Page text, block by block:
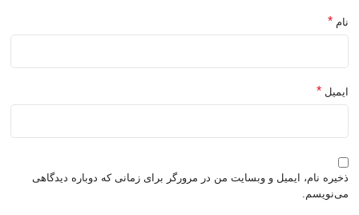
نام *
ایمیل *
ذخیره نام، ایمیل و وبسایت من در مرورگر برای زمانی که دوباره دیدگاهی
می‌نویسم.